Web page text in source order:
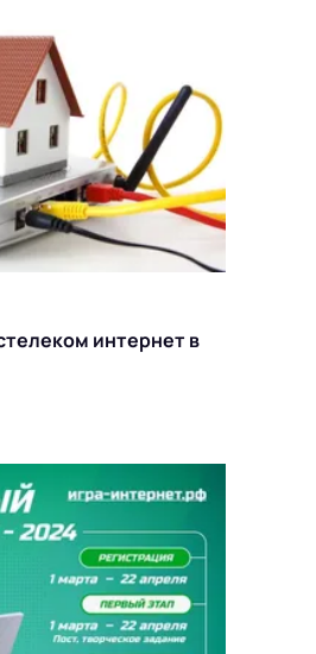
интернет в